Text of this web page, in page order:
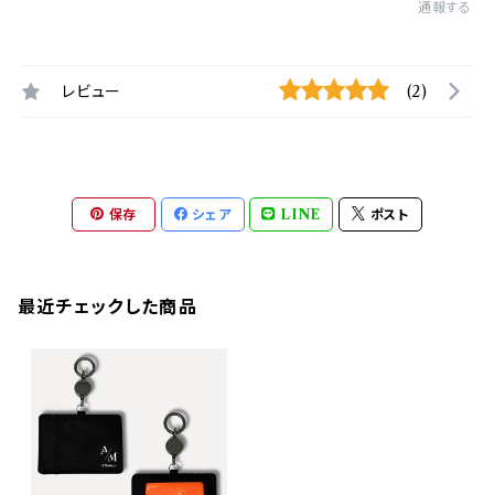
通報する
レビュー (2)
保存 シェア LINE ポスト
最近チェックした商品